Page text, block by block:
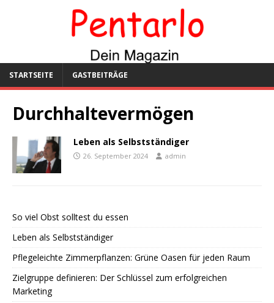
STARTSEITE GASTBEITRÄGE
Durchhaltevermögen
Leben als Selbstständiger
26. September 2024 admin
So viel Obst solltest du essen
Leben als Selbstständiger
Pflegeleichte Zimmerpflanzen: Grüne Oasen für jeden Raum
Zielgruppe definieren: Der Schlüssel zum erfolgreichen
Marketing